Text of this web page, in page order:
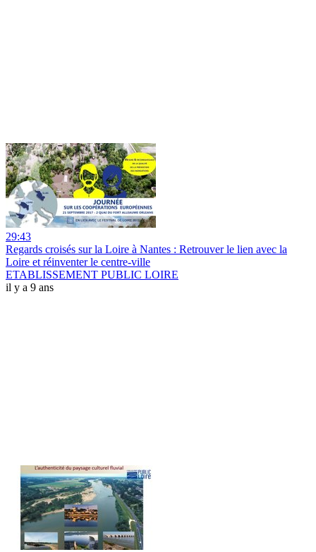
29:43
Regards croisés sur la Loire à Nantes : Retrouver le lien avec la
Loire et réinventer le centre-ville
ETABLISSEMENT PUBLIC LOIRE
il y a 9 ans